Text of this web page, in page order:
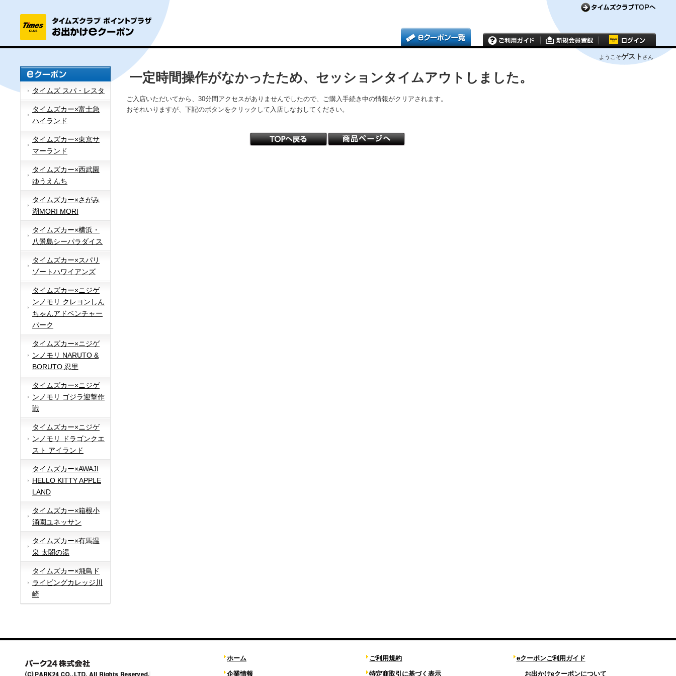
ようこそゲスト さん
タイムズ スパ・レスタ
タイムズカー×富士急
ハイランド
タイムズカー×東京サ
マーランド
タイムズカー×西武園
ゆうえんち
タイムズカー×さがみ
湖MORI MORI
タイムズカー×横浜・
八景島シーパラダイス
タイムズカー×スパリ
ゾートハワイアンズ
タイムズカー×ニジゲ
ンノモリ クレヨンしん
ちゃんアドベンチャー
パーク
タイムズカー×ニジゲ
ンノモリ NARUTO &
BORUTO 忍里
タイムズカー×ニジゲ
ンノモリ ゴジラ迎撃作
戦
タイムズカー×ニジゲ
ンノモリ ドラゴンクエ
スト アイランド
タイムズカー×AWAJI
HELLO KITTY APPLE
LAND
タイムズカー×箱根小
涌園ユネッサン
タイムズカー×有馬温
泉 太閤の湯
タイムズカー×飛鳥ド
ライビングカレッジ川
崎
一定時間操作がなかったため、セッションタイムアウトしました。
ご入店いただいてから、30分間アクセスがありませんでしたので、ご購入手続き中の情報がクリアされます。
おそれいりますが、下記のボタンをクリックして入店しなおしてください。
ホーム
企業情報
ご利用規約
特定商取引に基づく表示
eクーポンご利用ガイド
お出かけeクーポンについて